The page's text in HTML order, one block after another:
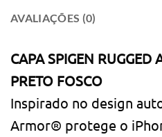
AVALIAÇÕES (0)
CAPA SPIGEN
PRETO FOSCO
Inspirado no design
Armor® protege o